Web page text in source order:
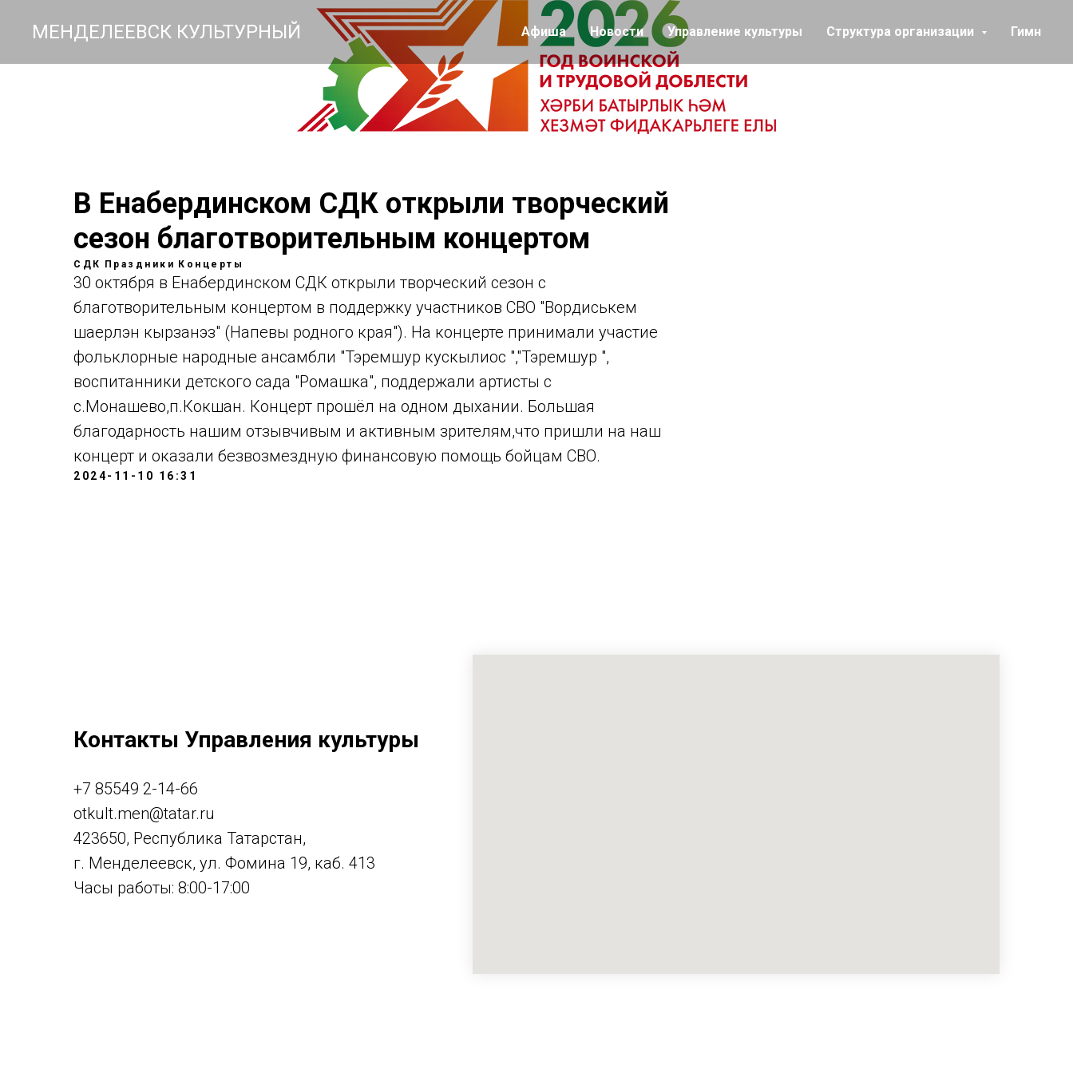
МЕНДЕЛЕЕВСК КУЛЬТУРНЫЙ Афиша Новости Управление культуры Структура организации Гимн
В Енабердинском СДК открыли творческий
сезон благотворительным концертом
СДК Праздники Концерты
30 октября в Енабердинском СДК открыли творческий сезон с
благотворительным концертом в поддержку участников СВО "Вордиськем
шаерлэн кырзанэз" (Напевы родного края"). На концерте принимали участие
фольклорные народные ансамбли "Тэремшур кускылиос ","Тэремшур ",
воспитанники детского сада "Ромашка", поддержали артисты с
с.Монашево,п.Кокшан. Концерт прошёл на одном дыхании. Большая
благодарность нашим отзывчивым и активным зрителям,что пришли на наш
концерт и оказали безвозмездную финансовую помощь бойцам СВО.
2024-11-10 16:31
Контакты Управления культуры
+7 85549 2-14-66
otkult.men@tatar.ru
423650, Республика Татарстан,
г. Менделеевск, ул. Фомина 19, каб. 413
Часы работы: 8:00-17:00